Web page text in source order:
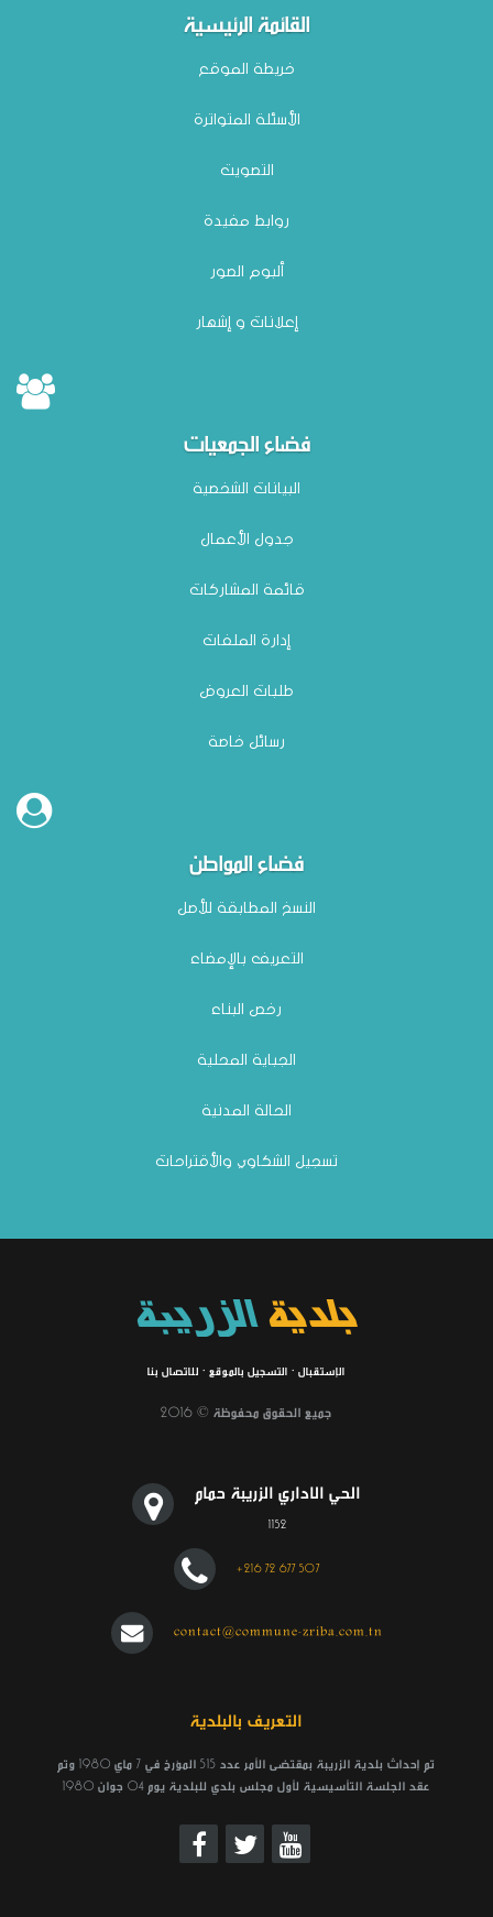
القائمة الرئيسية
خريطة الموقع
الأسئلة المتواترة
التصويت
روابط مفيدة
ألبوم الصور
إعلانات و إشهار
فضاء الجمعيات
البيانات الشخصية
جدول الأعمال
قائمة المشاركات
إدارة الملفات
طلبات العروض
رسائل خاصة
فضاء المواطن
النسخ المطابقة للأصل
التعريف بالإمضاء
رخص البناء
الجباية المحلية
الحالة المدنية
تسجيل الشكاوي والأقتراحات
بلديةالزريبة
للاتصال بنا · التسجيل بالموقع · الإستقبال
جميع الحقوق محفوظة © 2016
الحي الاداري الزريبة حمام
1152
+216 72 677 507
contact@commune-zriba.com.tn
التعريف بالبلدية
تم إحداث بلدية الزريبة بمقتضى الأمر عدد 515 المؤرخ في 7 ماي 1980 وتم
عقد الجلسة التأسيسية لأول مجلس بلدي للبلدية يوم 04 جوان 1980